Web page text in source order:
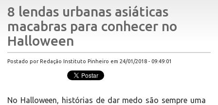
8 lendas urbanas asiáticas
macabras para conhecer no
Halloween
Postado por Redação Instituto Pinheiro em 24/01/2018 - 09:49:01
No Halloween, histórias de dar medo são sempre uma